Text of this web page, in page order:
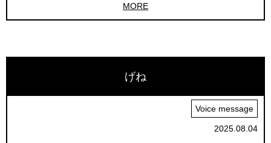
MORE
げね
Voice message
2025.08.04